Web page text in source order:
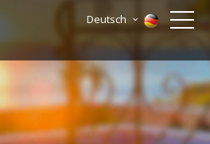
Deutsch